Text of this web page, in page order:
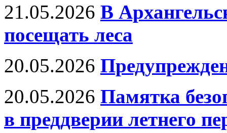
21.05.2026 В
посещать леса
20.05.2026
20.05.2026 Памятка
в преддверии летнего